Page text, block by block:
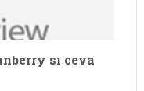
si ceva